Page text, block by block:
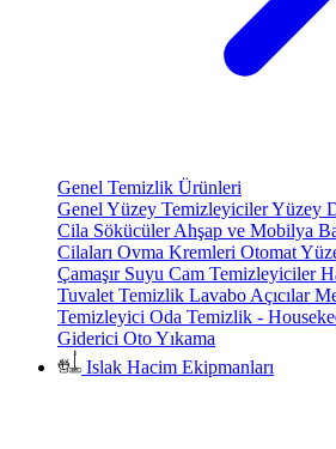
Genel Temizlik Ürünleri
Genel Yüzey TemizleyicilerYüzey
Cila SökücülerAhşap ve Mobilya
Cilaları Ovma Kremleri Otomat
Çamaşır Suyu Cam Temizleyiciler
Tuvalet Temizlik Lavabo Açıcılar
Temizleyici Oda Temizlik -
Giderici Oto Yıkama
Islak Hacim Ekipmanları